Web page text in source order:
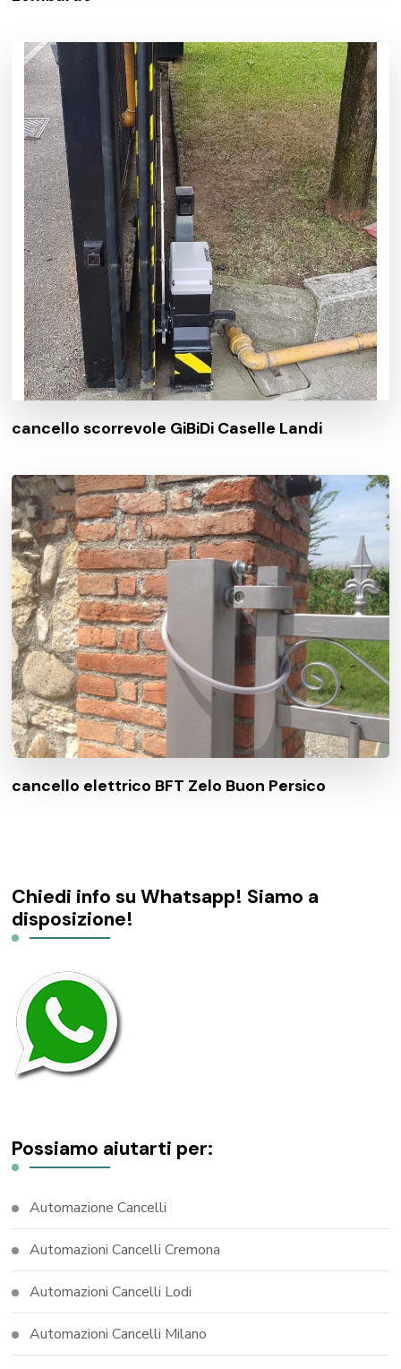
cancello scorrevole GiBiDi Caselle Landi
cancello elettrico BFT Zelo Buon Persico
Chiedi info su Whatsapp! Siamo a
disposizione!
Possiamo aiutarti per:
Automazione Cancelli
Automazioni Cancelli Cremona
Automazioni Cancelli Lodi
Automazioni Cancelli Milano